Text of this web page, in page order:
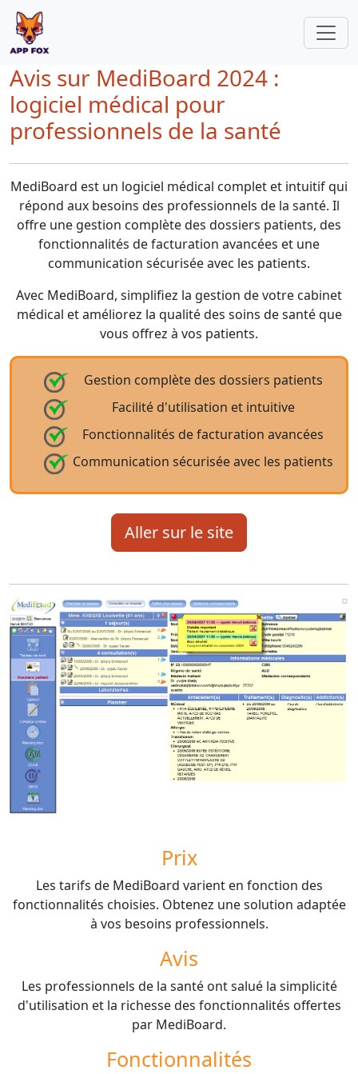
Avis sur MediBoard 2024 :
logiciel médical pour
professionnels de la santé
MediBoard est un logiciel médical complet et intuitif qui
répond aux besoins des professionnels de la santé. Il
offre une gestion complète des dossiers patients, des
fonctionnalités de facturation avancées et une
communication sécurisée avec les patients.
Avec MediBoard, simplifiez la gestion de votre cabinet
médical et améliorez la qualité des soins de santé que
vous offrez à vos patients.
Gestion complète des dossiers patients
Facilité d'utilisation et intuitive
Fonctionnalités de facturation avancées
Communication sécurisée avec les patients
Aller sur le site
Prix
Les tarifs de MediBoard varient en fonction des
fonctionnalités choisies. Obtenez une solution adaptée
à vos besoins professionnels.
Avis
Les professionnels de la santé ont salué la simplicité
d'utilisation et la richesse des fonctionnalités offertes
par MediBoard.
Fonctionnalités